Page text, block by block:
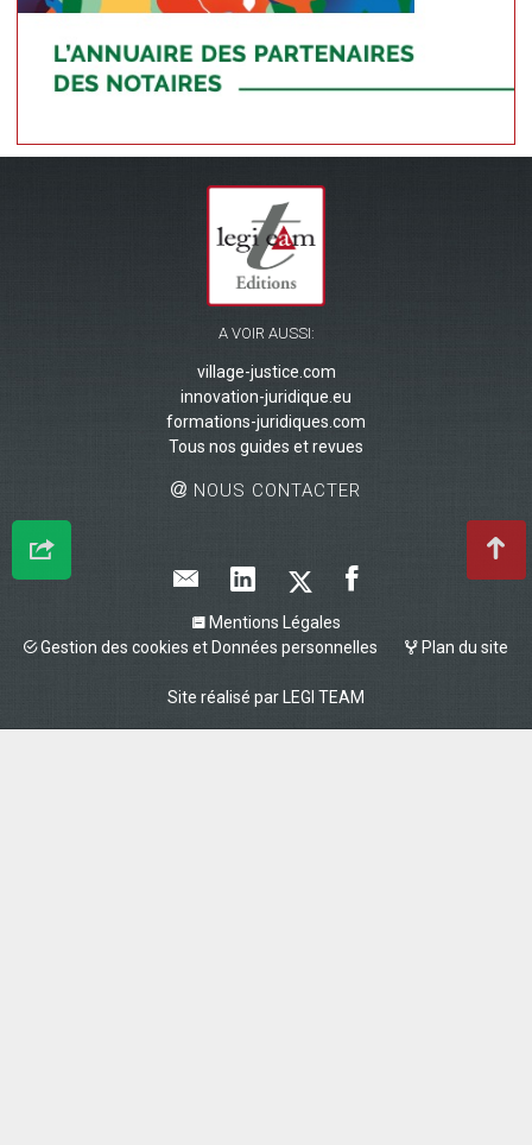
A VOIR AUSSI:
village-justice.com
innovation-juridique.eu
formations-juridiques.com
Tous nos guides et revues
NOUS CONTACTER
Mentions Légales
Gestion des cookies et Données personnelles
Plan du site
Site réalisé parLEGI TEAM